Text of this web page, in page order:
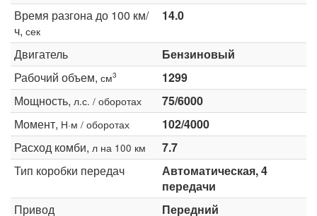
Время разгона до 100 км/
ч, сек
14.0
Двигатель
Бензиновый
Рабочий объем, см3
1299
Мощность, л.с. / оборотах
75/6000
Момент, Н·м / оборотах
102/4000
Расход комби, л на 100 км
7.7
Тип коробки передач
Автоматическая, 4
передачи
Привод
Передний